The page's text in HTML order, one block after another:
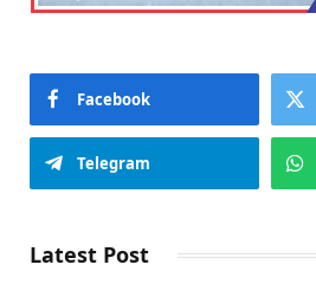
Facebook
Telegram
Latest Post